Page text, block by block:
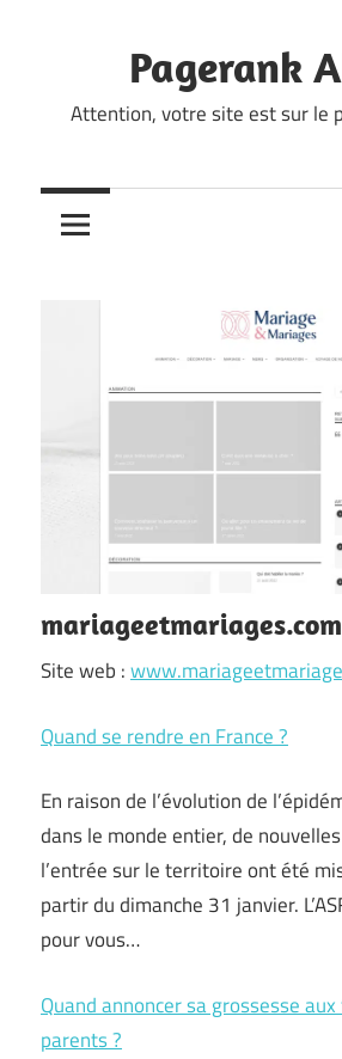
Pagerank
Attention, votre site est sur le
mariageetmariages.com
Site web :
Quand se rendre en France ?
En raison de l’évolution de
dans le monde entier, de
l’entrée sur le territoire ont été
partir du dimanche 31 janvier.
pour vous…
Quand annoncer sa grossesse
parents ?